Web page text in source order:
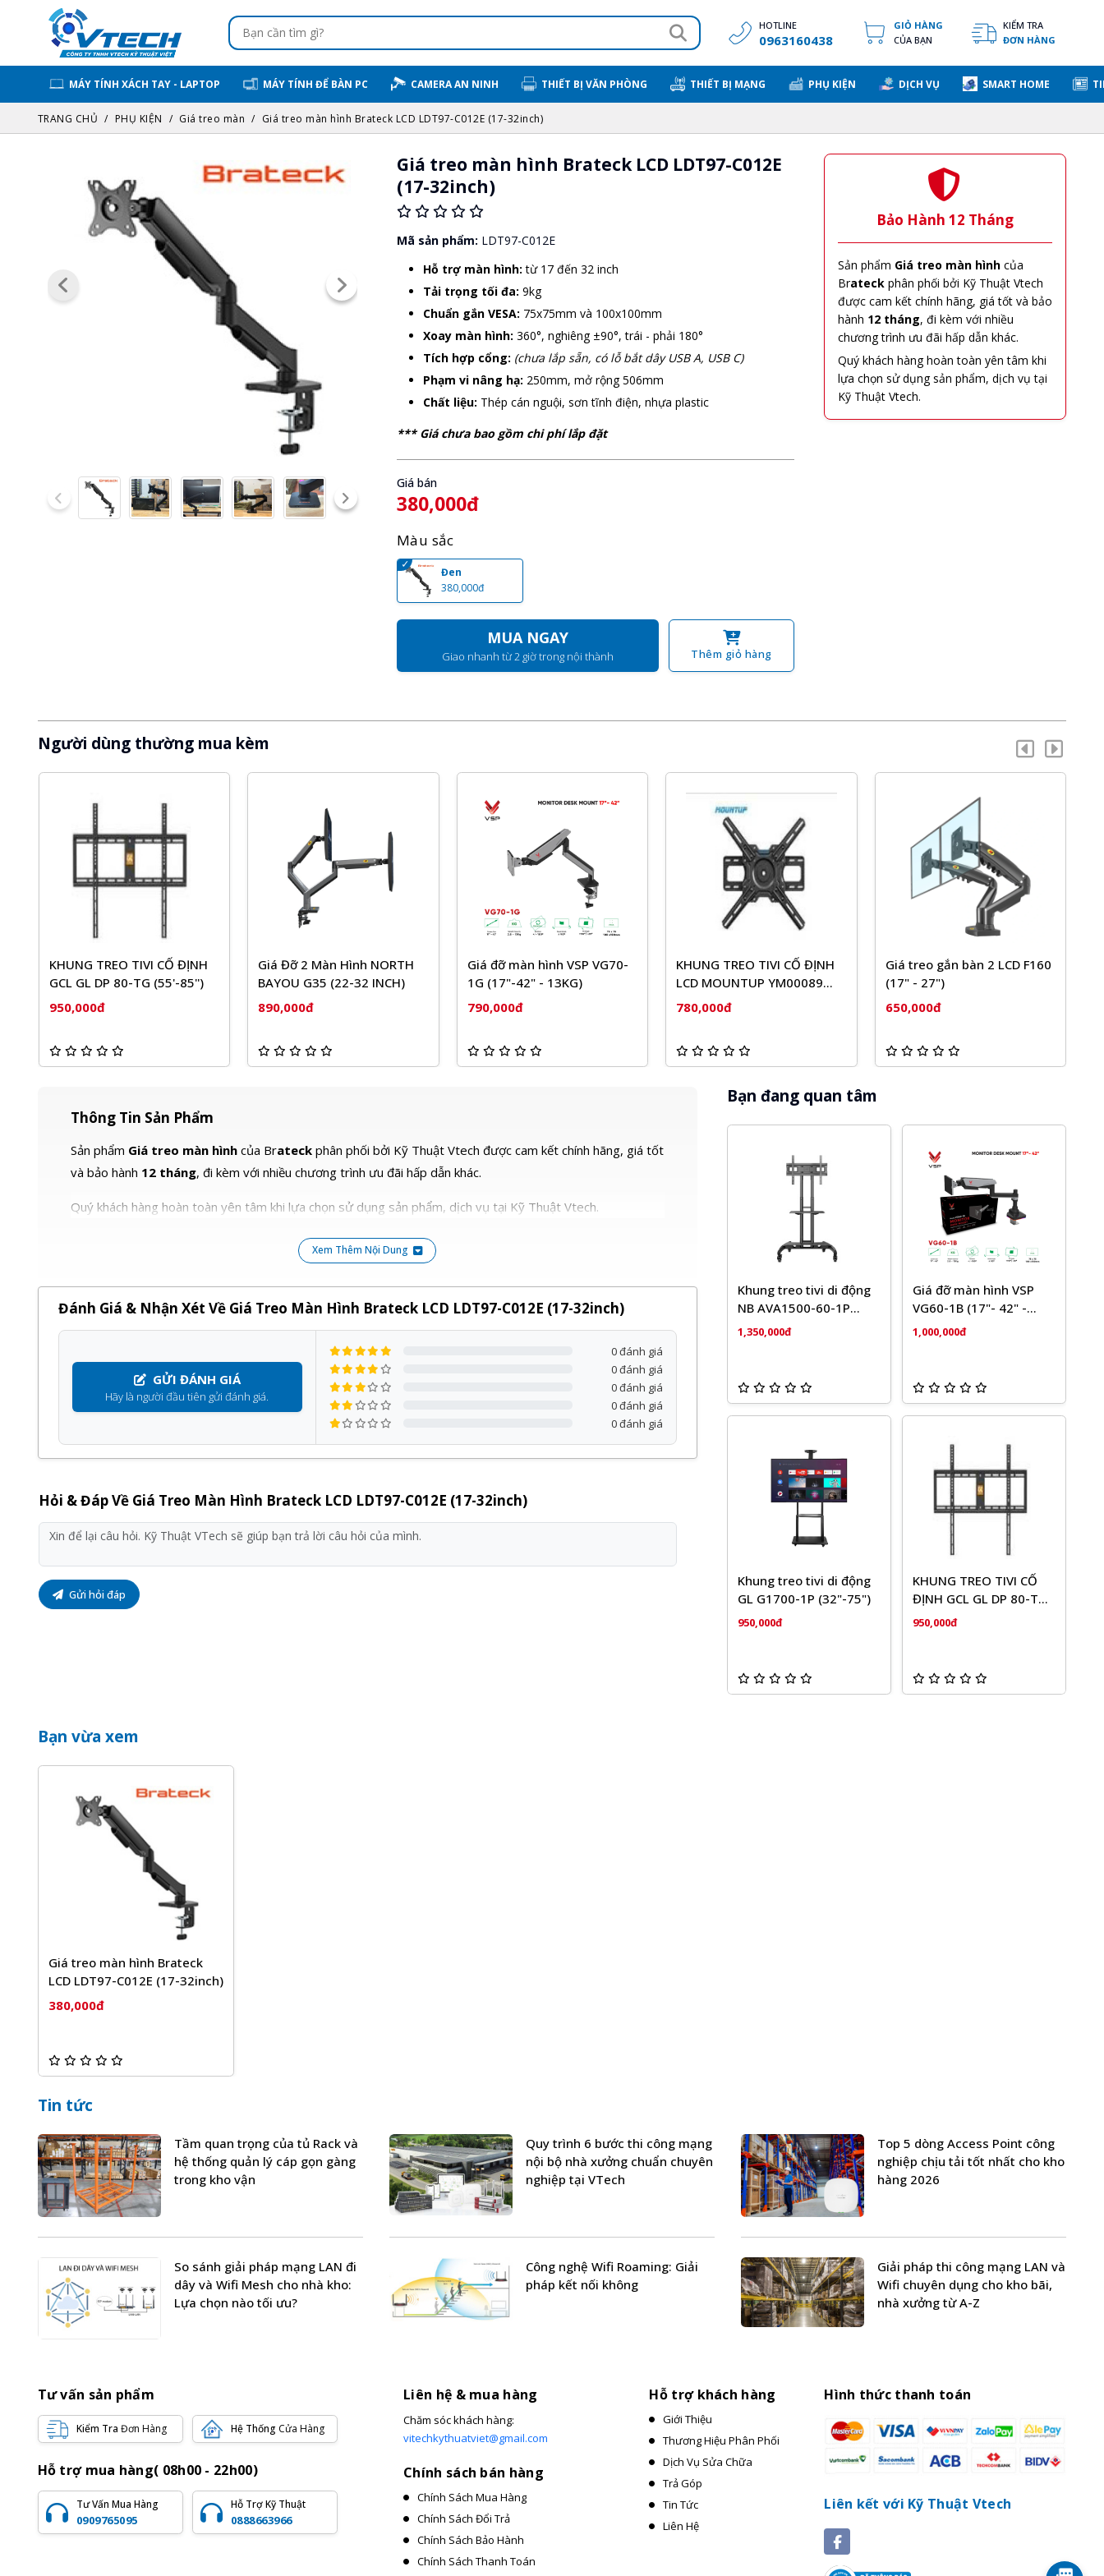
HOTLINE
0963160438
GIỎ HÀNG
CỦA BẠN
KIỂM TRA
ĐƠN HÀNG
MÁY TÍNH XÁCH TAY - LAPTOP MÁY TÍNH ĐỂ BÀN PC CAMERA AN NINH THIẾT BỊ VĂN PHÒNG THIẾT BỊ MẠNG PHỤ KIỆN DỊCH VỤ SMART HOME
TRANG CHỦ PHỤ KIỆN Giá treo màn Giá treo màn hình Brateck LCD LDT97-C012E (17-32inch)
Giá treo màn hình Brateck LCD LDT97-C012E
(17-32inch)
Mã sản phẩm: LDT97-C012E
Hỗ trợ màn hình: từ 17 đến 32 inch
Tải trọng tối đa: 9kg
Chuẩn gắn VESA: 75x75mm và 100x100mm
Xoay màn hình: 360°, nghiêng ±90°, trái - phải 180°
Tích hợp cổng: (chưa lắp sẵn, có lỗ bắt dây USB A, USB C)
Phạm vi nâng hạ: 250mm, mở rộng 506mm
Chất liệu: Thép cán nguội, sơn tĩnh điện, nhựa plastic
*** Giá chưa bao gồm chi phí lắp đặt
Giá bán
380,000đ
Màu sắc
Đen
380,000đ
MUA NGAY
Giao nhanh từ 2 giờ trong nội thành Thêm giỏ hàng
Bảo Hành 12 Tháng
Sản phẩm Giá treo màn hình của
Brateck phân phối bởi Kỹ Thuật Vtech
được cam kết chính hãng, giá tốt và bảo
hành 12 tháng, đi kèm với nhiều
chương trình ưu đãi hấp dẫn khác.
Quý khách hàng hoàn toàn yên tâm khi
lựa chọn sử dụng sản phẩm, dịch vụ tại
Kỹ Thuật Vtech.
Người dùng thường mua kèm
KHUNG TREO TIVI CỐ ĐỊNH
GCL GL DP 80-TG (55'-85'')
950,000đ
Giá Đỡ 2 Màn Hình NORTH
BAYOU G35 (22-32 INCH)
890,000đ
Giá đỡ màn hình VSP VG70-
1G (17"-42" - 13KG)
790,000đ
KHUNG TREO TIVI CỐ ĐỊNH
LCD MOUNTUP YM00089
(43-75'')
780,000đ
Giá treo gắn bàn 2 LCD F160
(17" - 27")
650,000đ
Thông Tin Sản Phẩm
Sản phẩm Giá treo màn hìnhcủa Brateckphân phối bởi Kỹ Thuật Vtech được cam kết chính hãng, giá tốt
và bảo hành 12 tháng, đi kèm với nhiều chương trình ưu đãi hấp dẫn khác.
Quý khách hàng hoàn toàn yên tâm khi lựa chọn sử dụng sản phẩm, dịch vụ tại Kỹ Thuật Vtech.
Xem Thêm Nội Dung
Đánh Giá & Nhận Xét Về Giá Treo Màn Hình Brateck LCD LDT97-C012E (17-32inch)
GỬI ĐÁNH GIÁ
Hãy là người đầu tiên gửi đánh giá.
0 đánh giá
0 đánh giá
0 đánh giá
0 đánh giá
0 đánh giá
Hỏi & Đáp Về Giá Treo Màn Hình Brateck LCD LDT97-C012E (17-32inch)
Gửi hỏi đáp
Bạn đang quan tâm
Khung treo tivi di động
NB AVA1500-60-1P
(32'-75')
1,350,000đ
Giá đỡ màn hình VSP
VG60-1B (17"- 42" -
13KG)
1,000,000đ
Khung treo tivi di động
GL G1700-1P (32"-75")
950,000đ
KHUNG TREO TIVI CỐ
ĐỊNH GCL GL DP 80-TG
(55'-85'')
950,000đ
Bạn vừa xem
Giá treo màn hình Brateck
LCD LDT97-C012E (17-32inch)
380,000đ
Tin tức
Tầm quan trọng của tủ Rack và
hệ thống quản lý cáp gọn gàng
trong kho vận
Quy trình 6 bước thi công mạng
nội bộ nhà xưởng chuẩn chuyên
nghiệp tại VTech
Top 5 dòng Access Point công
nghiệp chịu tải tốt nhất cho kho
hàng 2026
So sánh giải pháp mạng LAN đi
dây và Wifi Mesh cho nhà kho:
Lựa chọn nào tối ưu?
Công nghệ Wifi Roaming: Giải
pháp kết nối không
Giải pháp thi công mạng LAN và
Wifi chuyên dụng cho kho bãi,
nhà xưởng từ A-Z
Tư vấn sản phẩm
Kiểm Tra Đơn Hàng Hệ Thống Cửa Hàng
Hỗ trợ mua hàng( 08h00 - 22h00)
Tư Vấn Mua Hàng
0909765095
Hỗ Trợ Kỹ Thuật
0888663966
Liên hệ & mua hàng
Chăm sóc khách hàng:
vitechkythuatviet@gmail.com
Chính sách bán hàng
Chính Sách Mua Hàng
Chính Sách Đổi Trả
Chính Sách Bảo Hành
Chính Sách Thanh Toán
Hỗ trợ khách hàng
Giới Thiệu
Thương Hiệu Phân Phối
Dịch Vụ Sửa Chữa
Trả Góp
Tin Tức
Liên Hệ
Hình thức thanh toán
Liên kết với Kỹ Thuật Vtech